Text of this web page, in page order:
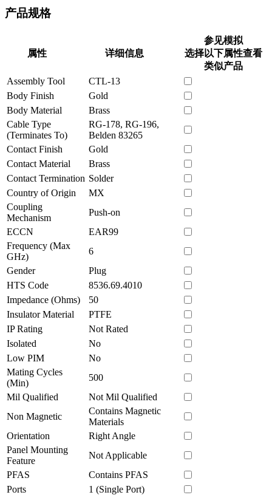
产品规格
属性 详细信息
参见模拟
选择以下属性查看
类似产品
Assembly Tool
CTL-13
Body Finish
Gold
Body Material
Brass
Cable Type
(Terminates To)
RG-178, RG-196,
Belden 83265
Contact Finish
Gold
Contact Material
Brass
Contact Termination Solder
Country of Origin
MX
Coupling
Mechanism
Push-on
ECCN
EAR99
Frequency (Max
GHz)
6
Gender
Plug
HTS Code
8536.69.4010
Impedance (Ohms)
50
Insulator Material
PTFE
IP Rating
Not Rated
Isolated
No
Low PIM
No
Mating Cycles
(Min)
500
Mil Qualified
Not Mil Qualified
Non Magnetic
Contains Magnetic
Materials
Orientation
Right Angle
Panel Mounting
Feature
Not Applicable
PFAS
Contains PFAS
Ports
1 (Single Port)